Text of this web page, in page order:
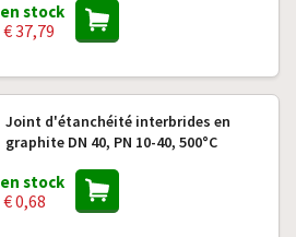
en stock
€ 37,79
Joint d'étanchéité interbrides en
graphite DN 40, PN 10-40, 500°C
en stock
€ 0,68